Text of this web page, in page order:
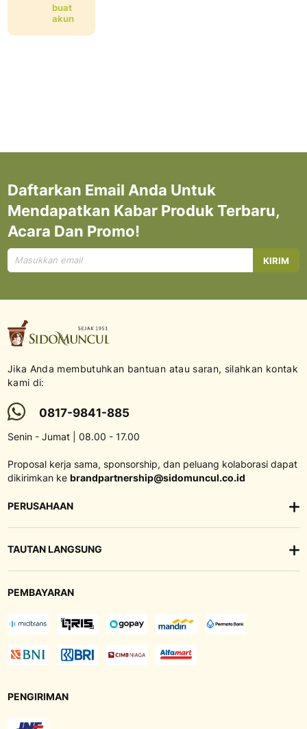
buat
akun
Daftarkan Email Anda Untuk
Mendapatkan Kabar Produk Terbaru,
Acara Dan Promo!
Mendaftar
untuk
KIRIM
Jika Anda membutuhkan bantuan atau saran, silahkan kontak
kami di:
0817-9841-885
Senin - Jumat | 08.00 - 17.00
Proposal kerja sama, sponsorship, dan peluang kolaborasi dapat
dikirimkan ke brandpartnership@sidomuncul.co.id
PERUSAHAAN
TAUTAN LANGSUNG
PEMBAYARAN
PENGIRIMAN